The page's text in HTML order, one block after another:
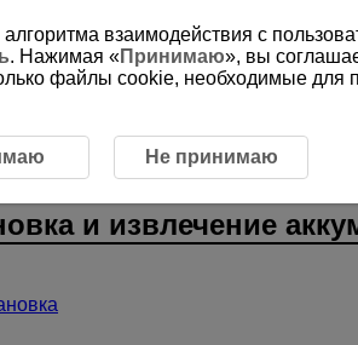
и извлечение
взаимодействия с
. Нажимая «Принимаю», вы
файлы cookie, необходимые для
Не принимаю